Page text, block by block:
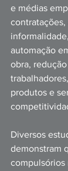
e médias
automação
obra,
produtos e
Diversos
demonstram
compulsórios